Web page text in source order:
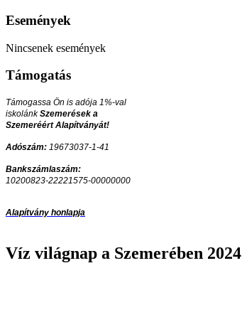
Események
Nincsenek események
Támogatás
Támogassa Ön is adója 1%-val
iskolánkSzemerések a
Szemeréért Alapítványát!
Adószám: 19673037-1-41
Bankszámlaszám:
10200823-22221575-00000000
Alapítvány honlapja
Víz világnap a Szemerében 2024